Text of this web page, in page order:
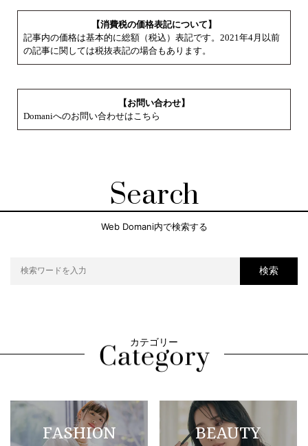
【消費税の価格表記について】
記事内の価格は基本的に総額（税込）表記です。2021年4月以前
の記事に関しては税抜表記の場合もあります。
【お問い合わせ】
Domaniへのお問い合わせはこちら
Search
Web Domani内で検索する
検索
カテゴリー
FASHION BEAUTY